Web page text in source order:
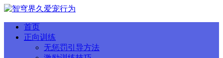
首页
正向训练
无惩罚引导方法